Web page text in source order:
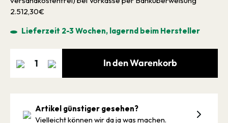
2.512,30€
Lieferzeit 2-3 Wochen, lagernd beim Hersteller
In den Warenkorb
Artikel günstiger gesehen?
Vielleicht können wir da ja was machen.